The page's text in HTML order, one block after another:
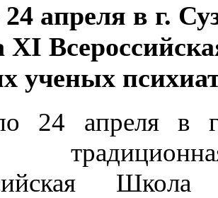
апреля в г.
XI
ученых
24 апреля в